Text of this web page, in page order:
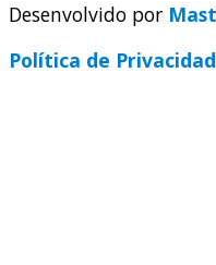
Desenvolvido por
Política de